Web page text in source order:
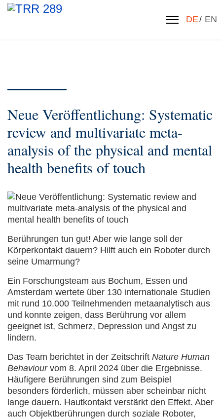
DE EN
Neue Veröffentlichung: Systematic
review and multivariate meta-
analysis of the physical and mental
health benefits of touch
Berührungen tun gut! Aber wie lange soll der
Körperkontakt dauern? Hilft auch ein Roboter durch
seine Umarmung?
Ein Forschungsteam aus Bochum, Essen und
Amsterdam wertete über 130 internationale Studien
mit rund 10.000 Teilnehmenden metaanalytisch aus
und konnte zeigen, dass Berührung vor allem
geeignet ist, Schmerz, Depression und Angst zu
lindern.
Das Team berichtet in der Zeitschrift Nature Human
Behaviourvom 8. April 2024 über die Ergebnisse.
Häufigere Berührungen sind zum Beispiel
besonders förderlich, müssen aber scheinbar nicht
lange dauern. Hautkontakt verstärkt den Effekt. Aber
auch Objektberührungen durch soziale Roboter,